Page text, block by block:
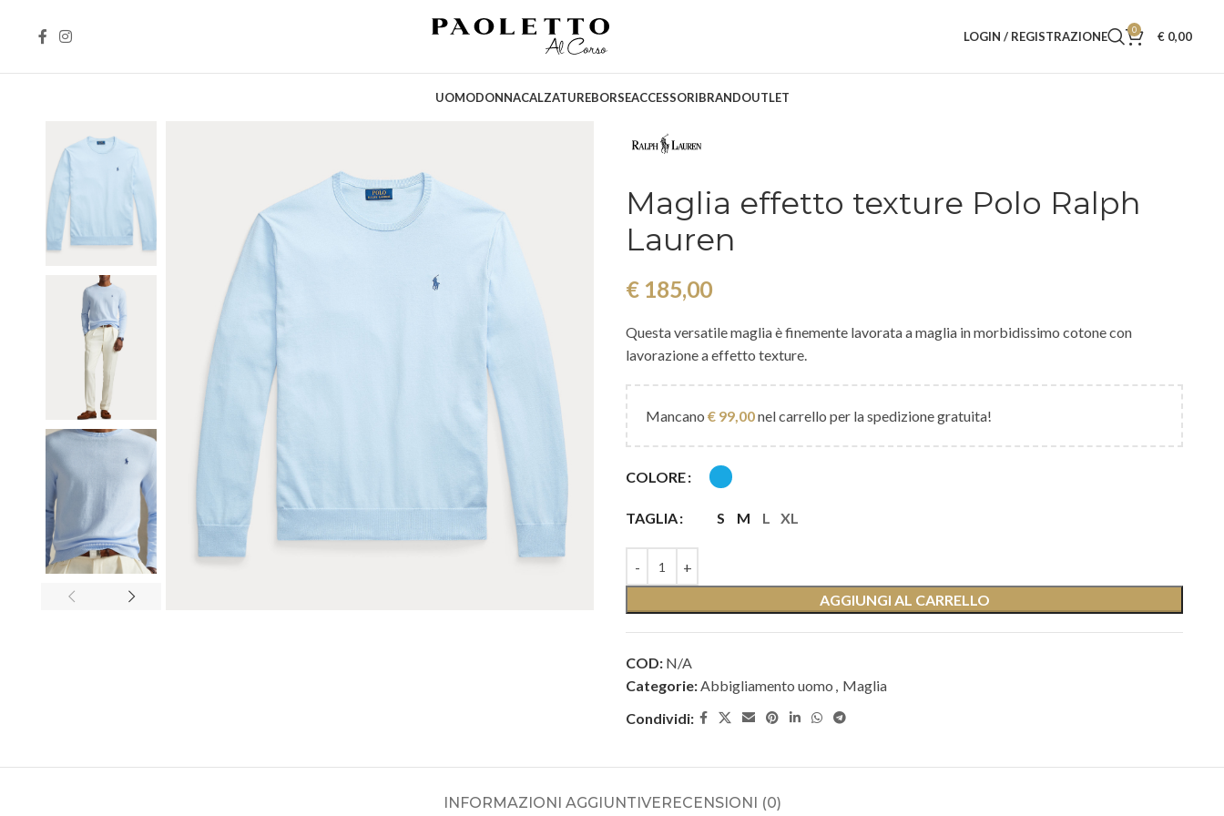
LOGIN / REGISTRAZIONE 0 €0,00
UOMODONNACALZATUREBORSEACCESSORIBRANDOUTLET
Maglia effetto texture Polo Ralph
Lauren
€ 185,00
Questa versatile maglia è finemente lavorata a maglia in morbidissimo cotone con
lavorazione a effetto texture.
Mancano € 99,00nel carrello per la spedizione gratuita!
COLORE
TAGLIA S M L XL
AGGIUNGI AL CARRELLO
COD: N/A
Categorie:Abbigliamento uomo , Maglia
Condividi:
INFORMAZIONI AGGIUNTIVERECENSIONI (0)